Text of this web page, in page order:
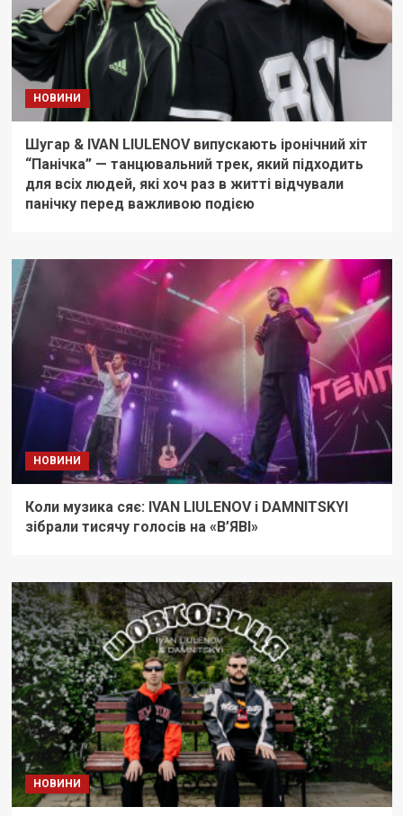
НОВИНИ
Шугар & IVAN LIULENOV випускають іронічний хіт
“Панічка” — танцювальний трек, який підходить
для всіх людей, які хоч раз в житті відчували
панічку перед важливою подією
НОВИНИ
Коли музика сяє: IVAN LIULENOV і DAMNITSKYI
зібрали тисячу голосів на «В’ЯВІ»
НОВИНИ